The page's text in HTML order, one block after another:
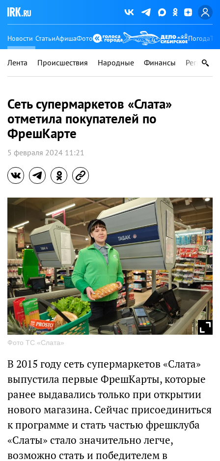
Новости СтатьиАфишаФото Погода
Лента Происшествия Народные Финансы Регионы
Сеть супермаркетов «Слата»
отметила покупателей по
ФрешКарте
5 февраля 2024 11:21
Фото ТС «Слата»
В 2015 году сеть супермаркетов «Слата»
выпустила первые ФрешКарты, которые
ранее выдавались только при открытии
нового магазина. Сейчас присоединиться
к программе и стать частью фрешклуба
«Слаты» стало значительно легче,
возможно стать и победителем в